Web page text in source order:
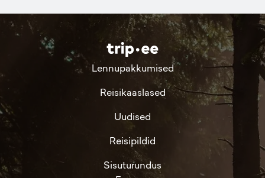
Lennupakkumised
Reisikaaslased
Uudised
Reisipildid
Sisuturundus